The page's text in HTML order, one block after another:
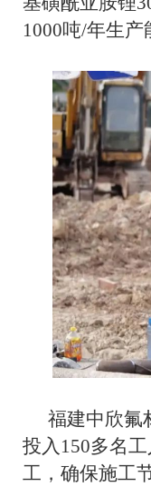
1000吨/年生产
福建中欣氟
投入150多名
工，确保施工